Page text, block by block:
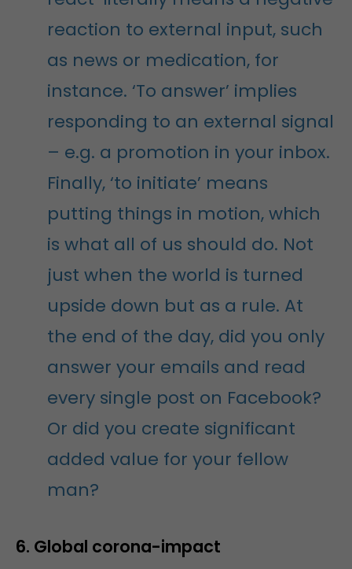
reaction to external input, such
as news or medication, for
instance. ‘To answer’ implies
responding to an external signal
– e.g. a promotion in your inbox.
Finally, ‘to initiate’ means
putting things in motion, which
is what all of us should do. Not
just when the world is turned
upside down but as a rule. At
the end of the day, did you only
answer your emails and read
every single post on Facebook?
Or did you create significant
added value for your fellow
man?
6. Global corona-impact